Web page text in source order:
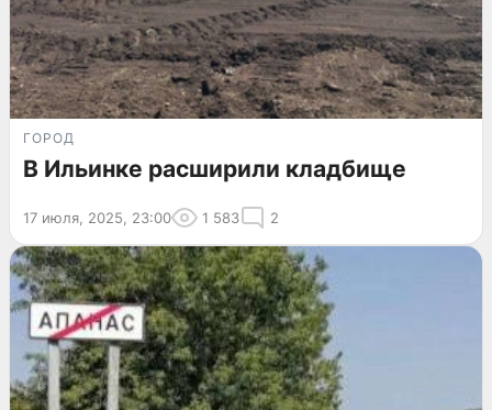
ГОРОД
В Ильинке расширили кладбище
17 июля, 2025, 23:00 1 583 2